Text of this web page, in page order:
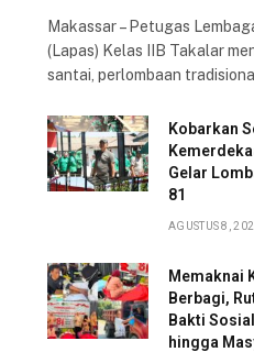
Makassar – Petugas
(Lapas) Kelas IIB Takalar
santai, perlombaan
Kobarkan
Gelar
81
AGUSTUS 8,
Memaknai
Berbagi,
Bakti
hingga